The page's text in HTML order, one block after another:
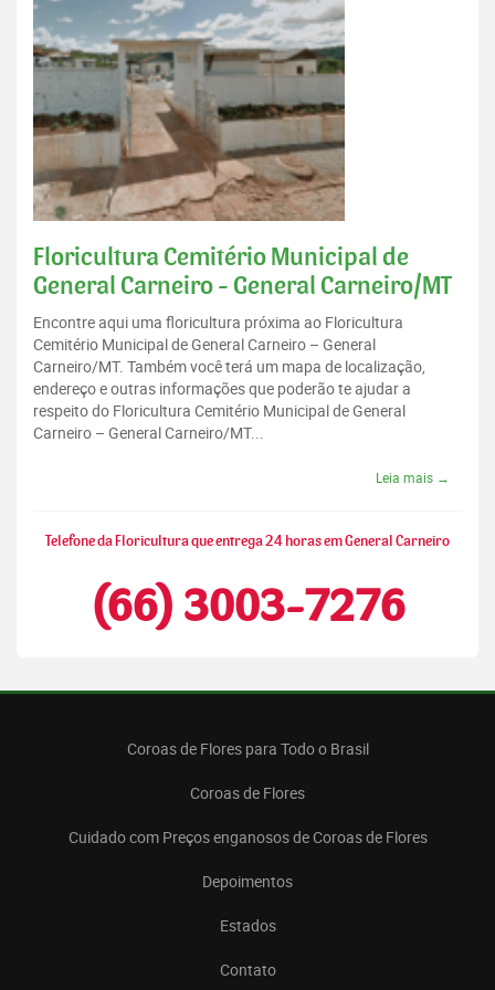
Floricultura Cemitério Municipal de
General Carneiro - General Carneiro/MT
Encontre aqui uma floricultura próxima ao Floricultura
Cemitério Municipal de General Carneiro – General
Carneiro/MT. Também você terá um mapa de localização,
endereço e outras informações que poderão te ajudar a
respeito do Floricultura Cemitério Municipal de General
Carneiro – General Carneiro/MT...
Leia mais →
Telefone da Floricultura que entrega 24 horas em General Carneiro
(66) 3003-7276
Coroas de Flores para Todo o Brasil
Coroas de Flores
Cuidado com Preços enganosos de Coroas de Flores
Depoimentos
Estados
Contato